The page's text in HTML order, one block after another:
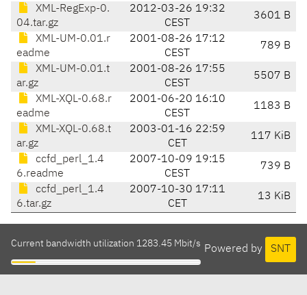
XML-RegExp-0.
04.tar.gz
2012-03-26 19:32
CEST
3601 B
XML-UM-0.01.r
eadme
2001-08-26 17:12
CEST
789 B
XML-UM-0.01.t
ar.gz
2001-08-26 17:55
CEST
5507 B
XML-XQL-0.68.r
eadme
2001-06-20 16:10
CEST
1183 B
XML-XQL-0.68.t
ar.gz
2003-01-16 22:59
CET
117 KiB
ccfd_perl_1.4
6.readme
2007-10-09 19:15
CEST
739 B
ccfd_perl_1.4
6.tar.gz
2007-10-30 17:11
CET
13 KiB
Powered by SNT
Current bandwidth utilization 1283.45 Mbit/s